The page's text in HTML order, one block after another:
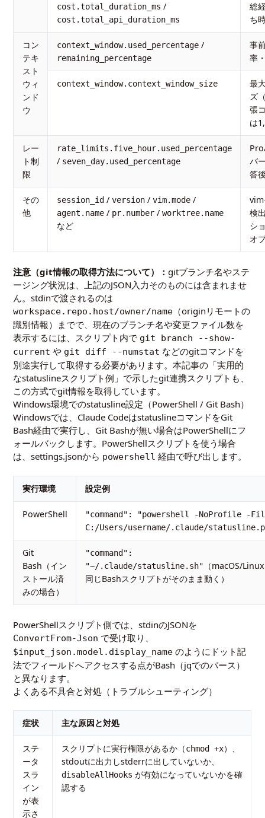
cost.total_duration_ms /
cost.total_api_duration_ms
総
ち
コン
テキ
スト
ウィ
ンド
ウ
context_window.used_percentage/
remaining_percentage
事
率
context_window.context_window_size
最
ズ
張
は
レー
ト制
限
rate_limits.five_hour.used_percentage
/ seven_day.used_percentage
バ
答
その
他
session_id/ version/ vim.mode/
agent.name/ pr.number/ worktree.name
など
vim
検
シ
オ
注意（git情報の取得方法について）：gitブランチ名やステ
ージング状況は、上記のJSON入力そのものには含まれませ
ん。stdinで渡されるのは
workspace.repo.host/owner/name （originリモートの
識別情報）までで、現在のブランチ名や変更ファイル数を
表示するには、スクリプト内で git branch --show-
current や git diff --numstat などのgitコマンドを
別途実行して取得する必要があります。本記事の「実用的
なstatuslineスクリプト例」で示したgit連携スクリプトも、
この方式でgit情報を取得しています。
Windows環境でのstatusline設定（PowerShell / Git Bash）
Windowsでは、Claude CodeはstatuslineコマンドをGit
Bash経由で実行し、Git Bashが無い場合はPowerShellにフ
ォールバックします。PowerShellスクリプトを使う場合
は、settings.jsonから powershell 経由で呼び出します。
実行環境 設定例
PowerShell
"command": "powershell -NoProfile -
C:/Users/username/.claude/
Git
Bash（イン
ストール済
みの場合）
"command":
"~/.claude/statusline.sh"
（macOS/
同じBashスクリプトがそのまま動く）
PowerShellスクリプト側では、stdinのJSONを
ConvertFrom-Json で受け取り、
$input_json.model.display_name のようにドット記
法でフィールドへアクセスする点がBash（jqでのパース）
と異なります。
よくある不具合と対処（トラブルシューティング）
症状 主な原因と対処
ステ
ータ
スラ
イン
が表
示さ
スクリプトに実行権限があるか（chmod +x）、
stdoutに出力しstderrに出していないか、
disableAllHooks が有効になっていないかを確
認する